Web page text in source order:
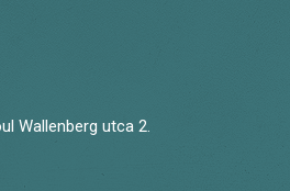
Wallenberg utca 2.